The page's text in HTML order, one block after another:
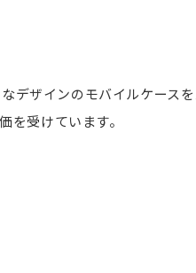
デザインのモバイルケース
受けています。